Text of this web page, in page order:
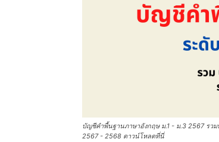
บัญชีคําพื้นฐานภาษาอังกฤษ ม.1 - ม.3 2567 รว
2567 - 2568 ดาวน์โหลดที่นี่